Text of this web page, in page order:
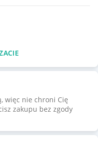
więc nie chroni Cię
zakupu bez zgody